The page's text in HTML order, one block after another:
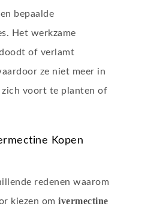
bepaalde
Het werkzame
of verlamt
ze niet meer in
zich voort te planten of
Kopen
redenen waarom
kiezen om ivermectine